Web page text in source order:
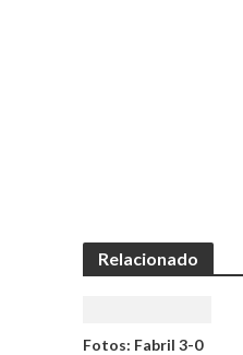
Relacionado
Fotos: Fabril 3-0